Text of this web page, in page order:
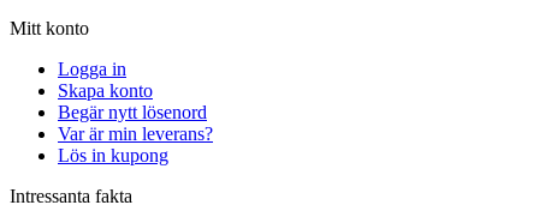
Mitt konto
Logga in
Skapa konto
Begär nytt lösenord
Var är min leverans?
Lös in kupong
Intressanta fakta